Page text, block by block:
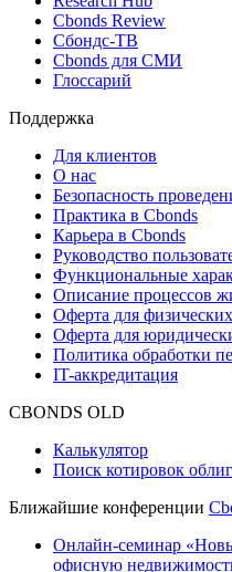
Новости и Аналитика
Новости рынка
Research Hub
Сбондс-ТВ
Глоссарий
Поддержка
Для клиентов
О нас
Безопасность
Практика в Cbonds
Карьера в Cbonds
Руководство
Функциональные
Описание процессов
Оферта для
IT-аккредитация
Поиск котировок